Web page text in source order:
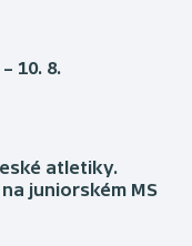
10. 8.
atletiky.
juniorském MS